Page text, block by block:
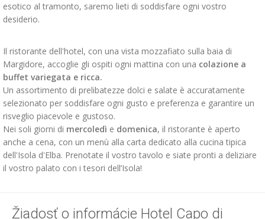
esotico al tramonto, saremo lieti di soddisfare ogni vostro
desiderio.
Il ristorante dell'hotel, con una vista mozzafiato sulla baia di
Margidore, accoglie gli ospiti ogni mattina con una colazione a
buffet variegata e ricca.
Un assortimento di prelibatezze dolci e salate è accuratamente
selezionato per soddisfare ogni gusto e preferenza e garantire un
risveglio piacevole e gustoso.
Nei soli giorni di mercoledì e domenica, il ristorante è aperto
anche a cena, con un menù alla carta dedicato alla cucina tipica
dell'Isola d'Elba. Prenotate il vostro tavolo e siate pronti a deliziare
il vostro palato con i tesori dell’Isola!
Žiadosť o informácie Hotel Capo di